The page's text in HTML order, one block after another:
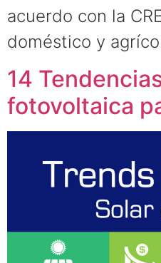
acuerdo con la
doméstico y
14
fotovoltaica